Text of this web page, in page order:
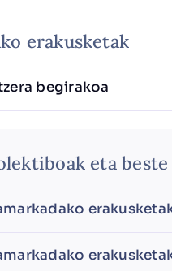
erakusketak
begirakoa
eta